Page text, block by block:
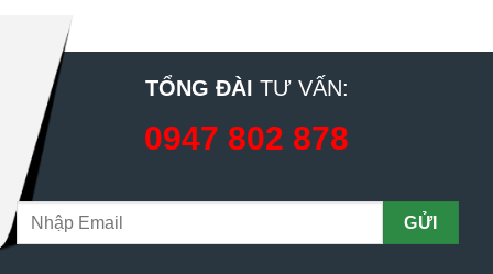
TỔNG ĐÀI TƯ VẤN:
0947 802 878